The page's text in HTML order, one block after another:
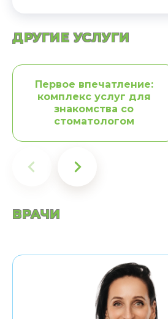
ДРУГИЕ УСЛУГИ
Первое впечатление:
комплекс услуг для
знакомства со
стоматологом
ВРАЧИ